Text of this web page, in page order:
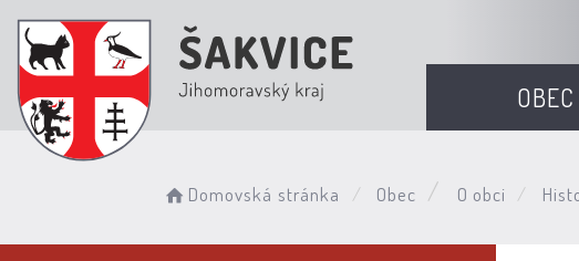
OBEC
Domovská stránka Obec O obci